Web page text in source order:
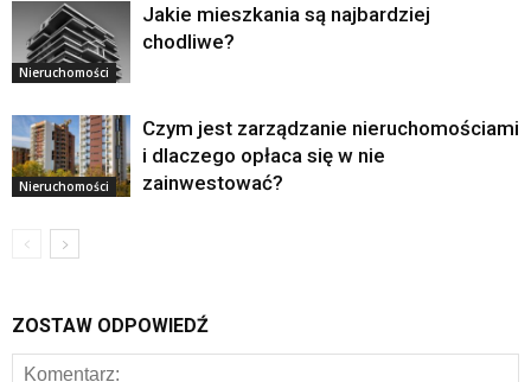
Nieruchomości
Jakie mieszkania są najbardziej
chodliwe?
Nieruchomości
Czym jest zarządzanie nieruchomościami
i dlaczego opłaca się w nie
zainwestować?
ZOSTAW ODPOWIEDŹ